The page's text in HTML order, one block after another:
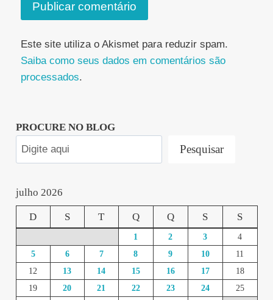
Este site utiliza o Akismet para reduzir spam.
Saiba como seus dados em comentários são
processados.
PROCURE NO BLOG
Pesquisar
julho 2026
D S T Q Q S S
1 2 3
4
5
6 7 8 9 10
11
12
13 14 15 16 17
18
19
20 21 22 23 24
25